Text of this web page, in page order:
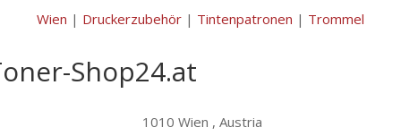
Wien | Druckerzubehör | Tintenpatronen | Trommel
Shop24.at
1010 Wien , Austria